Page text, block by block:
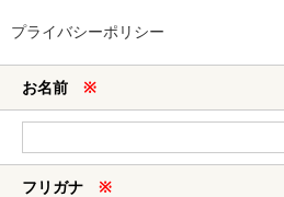
プライバシーポリシー
お名前 ※
フリガナ ※